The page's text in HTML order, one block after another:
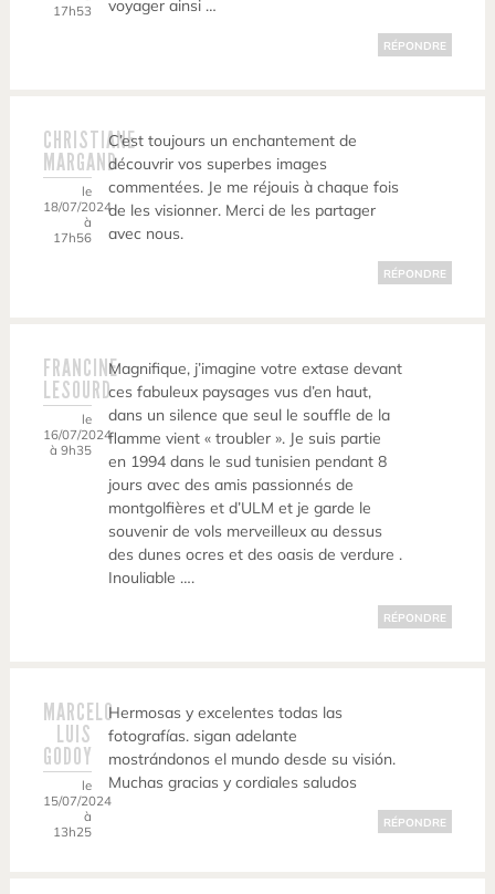
17h53
voyager ainsi …
RÉPONDRE
CHRISTIANE
MARGAND
le
18/07/2024
à
17h56
C’est toujours un enchantement de
découvrir vos superbes images
commentées. Je me réjouis à chaque fois
de les visionner. Merci de les partager
avec nous.
RÉPONDRE
FRANCINE
LESOURD
le
16/07/2024
à 9h35
Magnifique, j’imagine votre extase devant
ces fabuleux paysages vus d’en haut,
dans un silence que seul le souffle de la
flamme vient « troubler ». Je suis partie
en 1994 dans le sud tunisien pendant 8
jours avec des amis passionnés de
montgolfières et d’ULM et je garde le
souvenir de vols merveilleux au dessus
des dunes ocres et des oasis de verdure .
Inouliable ….
RÉPONDRE
MARCELO
LUIS
GODOY
le
15/07/2024
à
13h25
Hermosas y excelentes todas las
fotografías. sigan adelante
mostrándonos el mundo desde su visión.
Muchas gracias y cordiales saludos
RÉPONDRE